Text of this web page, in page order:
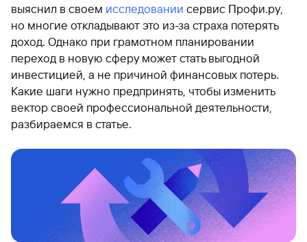
выяснил в своем исследовании сервис Профи.ру,
но многие откладывают это из-за страха потерять
доход. Однако при грамотном планировании
переход в новую сферу может стать выгодной
инвестицией, а не причиной финансовых потерь.
Какие шаги нужно предпринять, чтобы изменить
вектор своей профессиональной деятельности,
разбираемся в статье.